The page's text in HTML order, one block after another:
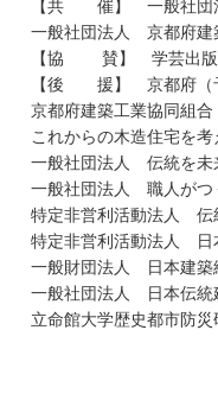
【共 催】 一般社団法
一般社団法人 京都府建
【協 賛】 学芸出版
【後 援】 京都府（
京都府建築工業協同組合
これからの木造住宅を考
一般社団法人 伝統を未
一般社団法人 職人がつ
特定非営利活動法人 伝
特定非営利活動法人 日
一般財団法人 日本建築
一般社団法人 日本伝統
立命館大学歴史都市防災